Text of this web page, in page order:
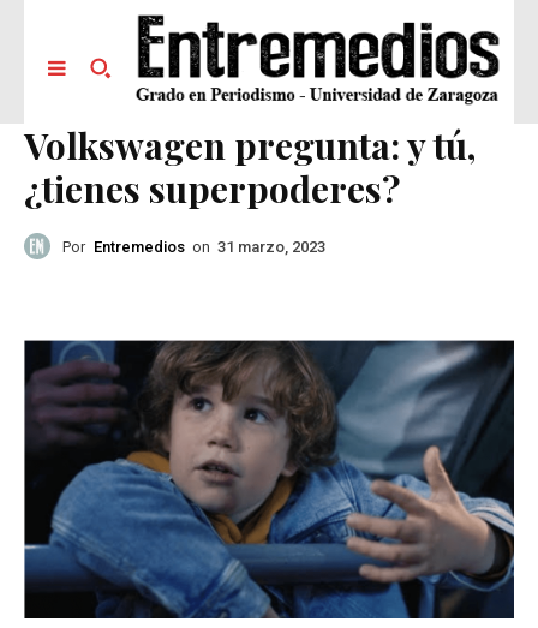
Volkswagen pregunta: y tú,
¿tienes superpoderes?
Por Entremedios on 31 marzo, 2023